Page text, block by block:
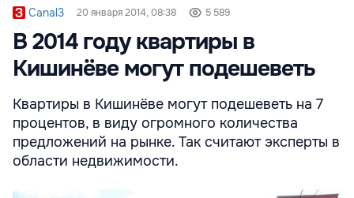
Canal3 20 января 2014, 08:38 5 589
В 2014 году квартиры в
Кишинёве могут подешеветь
Квартиры в Кишинёве могут подешеветь на 7
процентов, в виду огромного количества
предложений на рынке. Так считают эксперты в
области недвижимости.